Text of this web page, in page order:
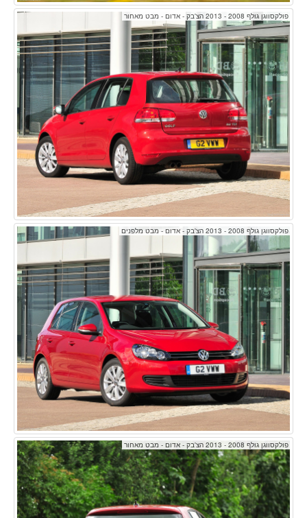
פולקסווגן גולף 2008 - 2013 הצ'בק - אדום - מבט מאחור
פולקסווגן גולף 2008 - 2013 הצ'בק - אדום - מבט מלפנים
פולקסווגן גולף 2008 - 2013 הצ'בק - אדום - מבט מאחור